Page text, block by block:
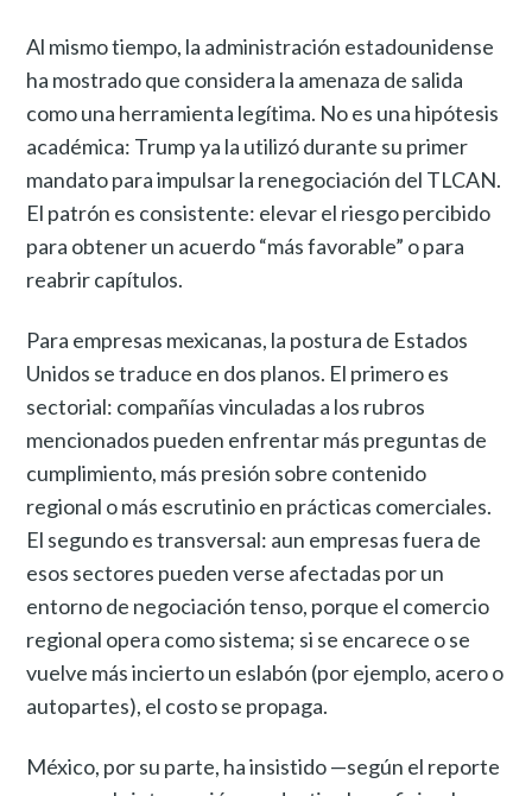
Al mismo tiempo, la administración estadounidense
ha mostrado que considera la amenaza de salida
como una herramienta legítima. No es una hipótesis
académica: Trump ya la utilizó durante su primer
mandato para impulsar la renegociación del TLCAN.
El patrón es consistente: elevar el riesgo percibido
para obtener un acuerdo “más favorable” o para
reabrir capítulos.
Para empresas mexicanas, la postura de Estados
Unidos se traduce en dos planos. El primero es
sectorial: compañías vinculadas a los rubros
mencionados pueden enfrentar más preguntas de
cumplimiento, más presión sobre contenido
regional o más escrutinio en prácticas comerciales.
El segundo es transversal: aun empresas fuera de
esos sectores pueden verse afectadas por un
entorno de negociación tenso, porque el comercio
regional opera como sistema; si se encarece o se
vuelve más incierto un eslabón (por ejemplo, acero o
autopartes), el costo se propaga.
México, por su parte, ha insistido —según el reporte